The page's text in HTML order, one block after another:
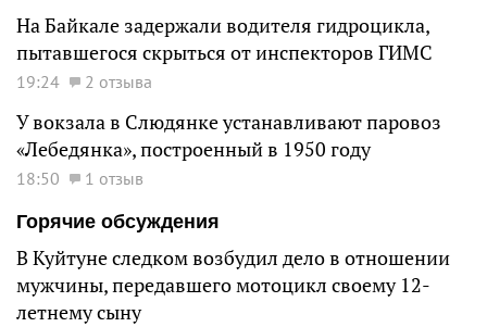
На Байкале задержали водителя гидроцикла,
пытавшегося скрыться от инспекторов ГИМС
19:24 2 отзыва
У вокзала в Слюдянке устанавливают паровоз
«Лебедянка», построенный в 1950 году
18:50
1 отзыв
Горячие обсуждения
В Куйтуне следком возбудил дело в отношении
мужчины, передавшего мотоцикл своему 12-
летнему сыну